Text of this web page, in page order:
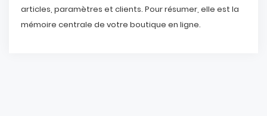
articles, paramètres et clients. Pour résumer, elle est la
mémoire centrale de votre boutique en ligne.